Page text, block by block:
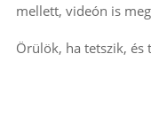
mellett, videón is
Örülök, ha tetszik, és